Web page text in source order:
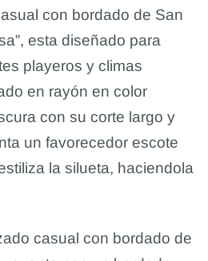
con bordado de San
esta diseñado para
playeros y climas
en rayón en color
con su corte largo y
un favorecedor escote
la silueta, haciendola
casual con bordado de